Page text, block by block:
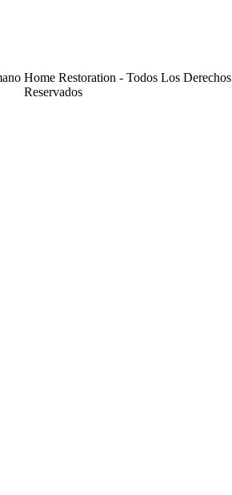
Home Restoration - Todos Los Derechos
Reservados